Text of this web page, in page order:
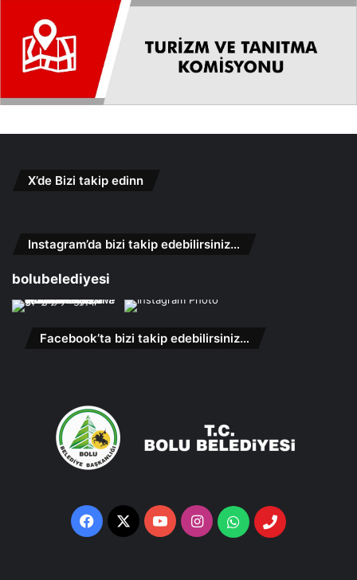
X’de Bizi takip edinn
Instagram’da bizi takip edebilirsiniz…
bolubelediyesi
Facebook’ta bizi takip edebilirsiniz…
Facebook
X YouTubeInstagramWhatsappTelefon